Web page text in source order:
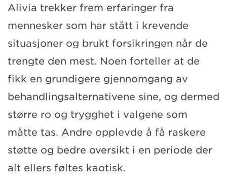
Alivia trekker frem erfaringer fra
mennesker som har stått i krevende
situasjoner og brukt forsikringen når de
trengte den mest. Noen forteller at de
fikk en grundigere gjennomgang av
behandlingsalternativene sine, og dermed
større ro og trygghet i valgene som
måtte tas. Andre opplevde å få raskere
støtte og bedre oversikt i en periode der
alt ellers føltes kaotisk.